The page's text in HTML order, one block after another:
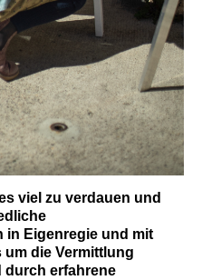
viel zu verdauen und
in Eigenregie und mit
die Vermittlung
durch erfahrene